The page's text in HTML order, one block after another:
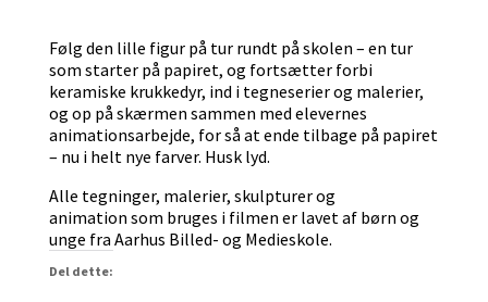
Følg den lille figur på tur rundt på skolen – en tur
som starter på papiret, og fortsætter forbi
keramiske krukkedyr, ind i tegneserier og malerier,
og op på skærmen sammen med elevernes
animationsarbejde, for så at ende tilbage på papiret
– nu i helt nye farver. Husk lyd.
Alle tegninger, malerier, skulpturer og
animation som bruges i filmen er lavet af børn og
unge fra Aarhus Billed- og Medieskole.
Del dette: